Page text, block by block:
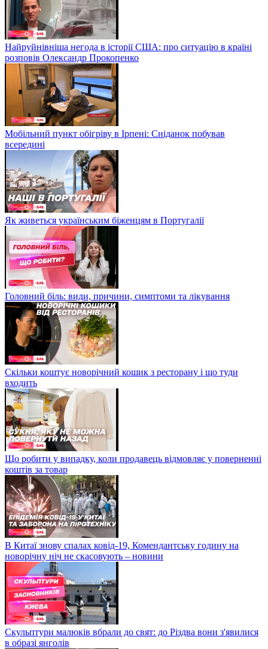
Найруйнівніша негода в історії США: про ситуацію в країні
розповів Олександр Прокопенко
Мобільний пункт обігріву в Ірпені: Сніданок побував
всередині
Як живеться українським біженцям в Португалії
Головний біль: види, причини, симптоми та лікування
Скільки коштує новорічний кошик з ресторану і що туди
входить
Що робити у випадку, коли продавець відмовляє у поверненні
коштів за товар
В Китаї знову спалах ковід-19, Комендантську годину на
новорічну ніч не скасовують – новини
Скульптури малюків вбрали до свят: до Різдва вони з'явилися
в образі янголів